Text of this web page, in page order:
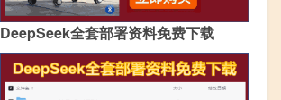
DeepSeek全套部署资料免费下载